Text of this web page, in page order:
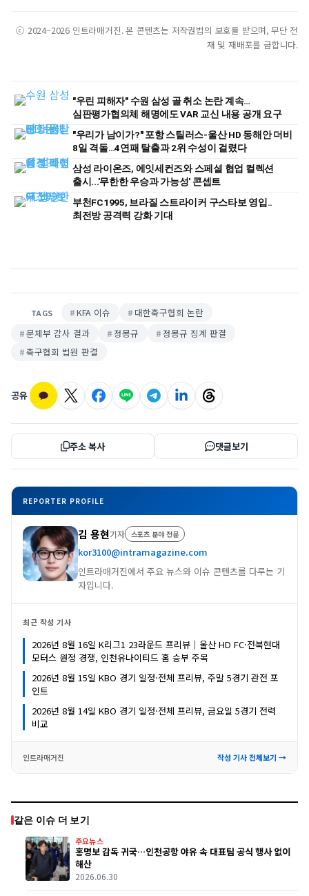
ⓒ 2024–2026 인트라매거진. 본 콘텐츠는 저작권법의 보호를 받으며, 무단 전
재 및 재배포를 금합니다.
"우린 피해자" 수원 삼성 골 취소 논란 계속…
심판평가협의체 해명에도 VAR 교신 내용 공개 요구
"우리가 남이가?" 포항 스틸러스-울산 HD 동해안 더비
8일 격돌…4연패 탈출과 2위 수성이 걸렸다
삼성 라이온즈, 에잇세컨즈와 스페셜 협업 컬렉션
출시...'무한한 우승과 가능성' 콘셉트
부천FC1995, 브라질 스트라이커 구스타보 영입..
최전방 공격력 강화 기대
TAGS KFA 이슈
대한축구협회 논란
문체부 감사 결과
정몽규
정몽규 징계 판결
축구협회 법원 판결
공유
주소 복사 댓글보기
REPORTER PROFILE
김 용현기자 스포츠 분야 전문
kor3100@intramagazine.com
인트라매거진에서 주요 뉴스와 이슈 콘텐츠를 다루는 기
자입니다.
최근 작성 기사
2026년 8월 16일 K리그1 23라운드 프리뷰｜울산 HD FC·전북현대
모터스 원정 경쟁, 인천유나이티드 홈 승부 주목
2026년 8월 15일 KBO 경기 일정·전체 프리뷰, 주말 5경기 관전 포
인트
2026년 8월 14일 KBO 경기 일정·전체 프리뷰, 금요일 5경기 전력
비교
인트라매거진 작성 기사 전체보기 →
같은 이슈 더 보기
주요뉴스
홍명보 감독 귀국…인천공항 야유 속 대표팀 공식 행사 없이
해산
2026.06.30